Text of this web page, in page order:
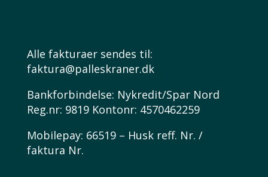
Alle fakturaer sendes til:
faktura@palleskraner.dk
Bankforbindelse: Nykredit/Spar Nord
Reg.nr: 9819 Kontonr: 4570462259
Mobilepay: 66519 – Husk reff. Nr. /
faktura Nr.